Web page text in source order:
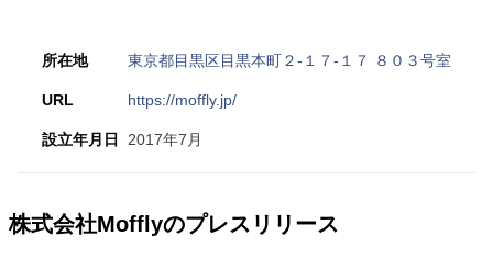
所在地 東京都目黒区目黒本町２-１７-１７ ８０３号室
URL https://moffly.jp/
設立年月日 2017年7月
株式会社Mofflyのプレスリリース